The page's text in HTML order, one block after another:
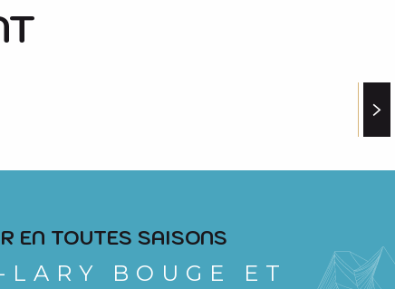
EN TOUTES SAISONS
BOUGE ET